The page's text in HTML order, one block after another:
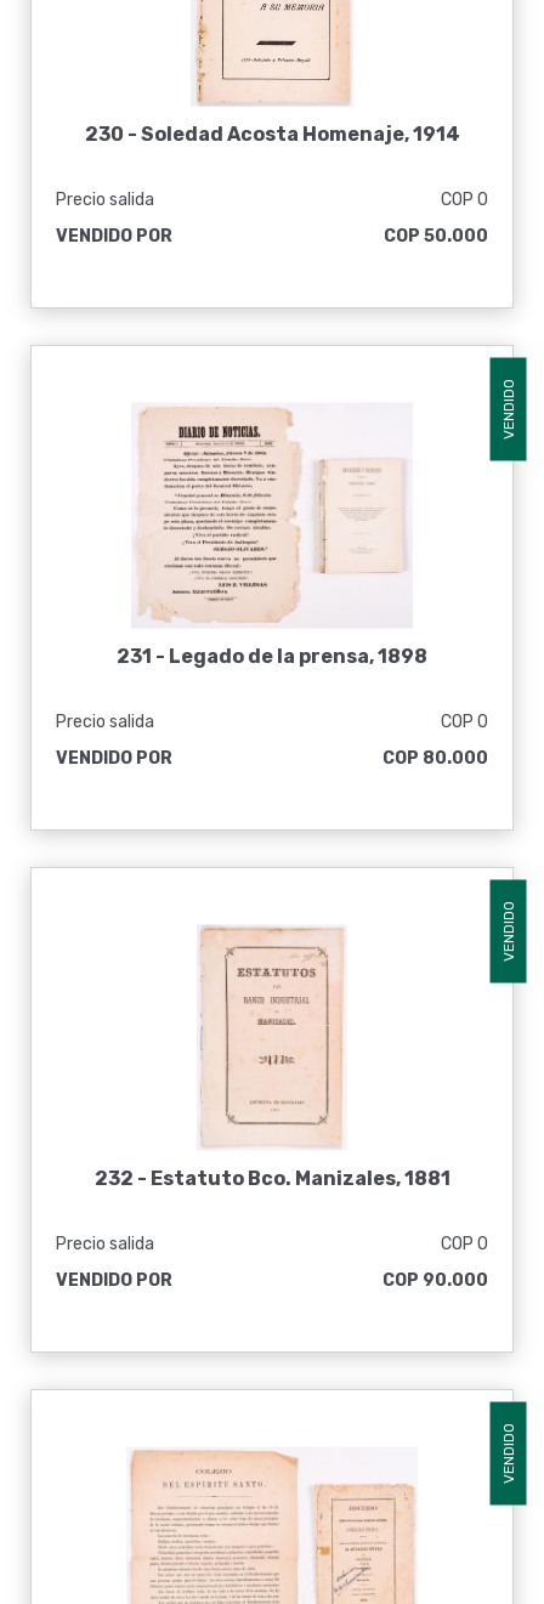
230 - Soledad Acosta Homenaje, 1914
Precio salida
COP 0
VENDIDO POR
COP 50.000
VENDIDO
231 - Legado de la prensa, 1898
Precio salida
COP 0
VENDIDO POR
COP 80.000
VENDIDO
232 - Estatuto Bco. Manizales, 1881
Precio salida
COP 0
VENDIDO POR
COP 90.000
VENDIDO